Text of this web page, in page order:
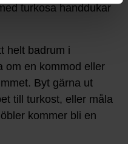
turkosa handdukar
helt badrum i
om en kommod eller
Byt gärna ut
till turkost, eller måla
kommer bli en